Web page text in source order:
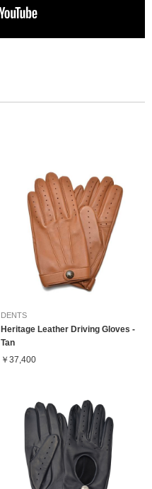
DENTS
Heritage Leather Driving Gloves -
Tan
￥37,400